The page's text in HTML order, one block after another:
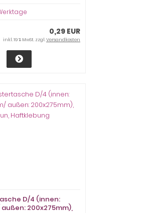
0,29 EUR
inkl. 19 % MwSt. zzgl.Versandkosten
D/4 (innen:
200x275mm),